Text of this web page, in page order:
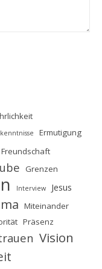
Ermutigung
Freundschaft
Grenzen
Interview Jesus
Miteinander
Präsenz
Vision